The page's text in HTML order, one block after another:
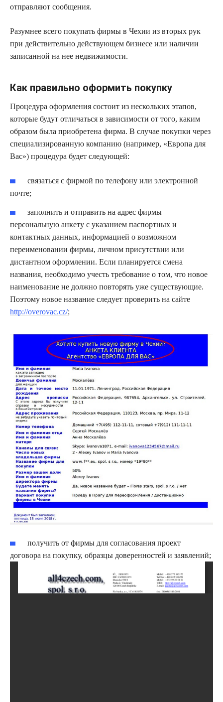
отправляют сообщения.
Разумнее всего покупать фирмы в Чехии из вторых рук
при действительно действующем бизнесе или наличии
записанной на нее недвижимости.
Как правильно оформить покупку
Процедура оформления состоит из нескольких этапов,
которые будут отличаться в зависимости от того, каким
образом была приобретена фирма. В случае покупки через
специализированную компанию (например, «Европа для
Вас») процедура будет следующей:
связаться с фирмой по телефону или электронной
почте;
заполнить и отправить на адрес фирмы
персональную анкету с указанием паспортных и
контактных данных, информацией о возможном
переименовании фирмы, личном присутствии или
дистантном оформлении. Если планируется смена
названия, необходимо учесть требование о том, что новое
наименование не должно повторять уже существующие.
Поэтому новое название следует проверить на сайте
http://overovac.cz/;
получить от фирмы для согласования проект
договора на покупку, образцы доверенностей и заявлений;